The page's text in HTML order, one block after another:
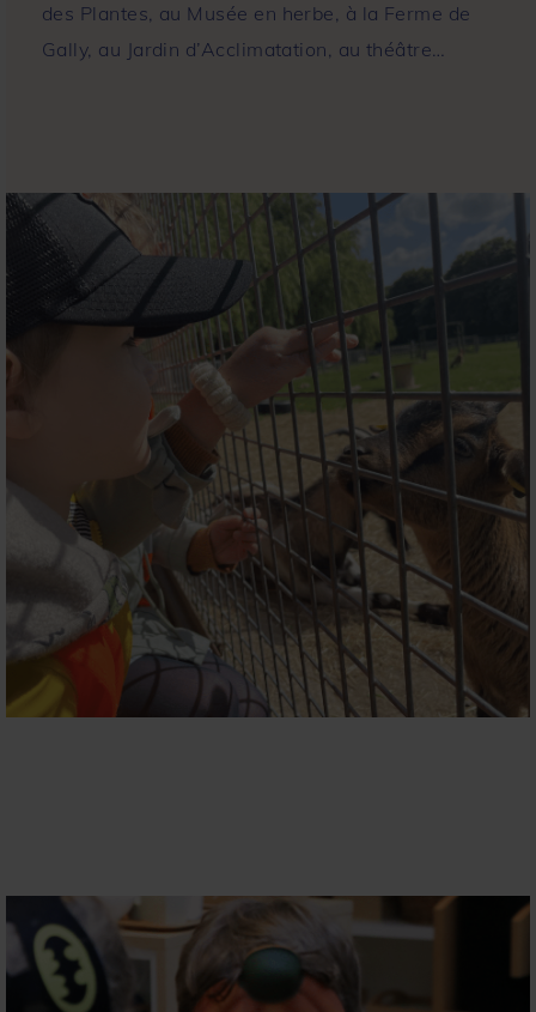
des Plantes, au Musée en herbe, à la Ferme de
Gally, au Jardin d’Acclimatation, au théâtre…